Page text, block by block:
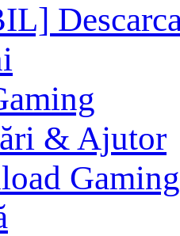
& Ajutor
Gaming